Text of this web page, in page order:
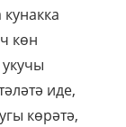
көн
иде,
көрәтә,